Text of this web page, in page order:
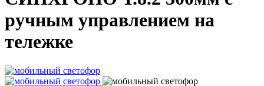
ручным управлением на
тележке